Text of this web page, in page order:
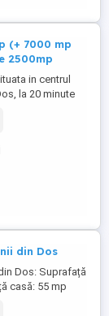
(+ 7000 mp
2500mp
in centrul
la 20 minute
curent tras
(300mp
extravilan
din Dos
Dos: Suprafață
casă: 55 mp